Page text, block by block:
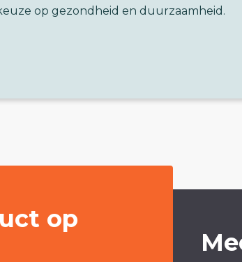
op gezondheid en duurzaamheid.
op